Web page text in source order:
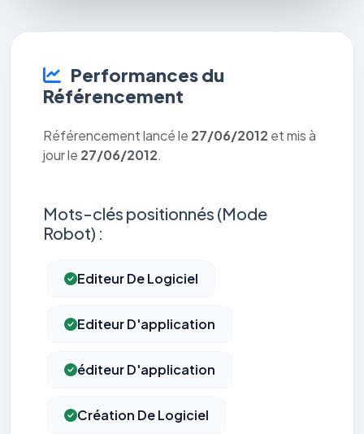
Performances du
Référencement
Référencement lancé le 27/06/2012 et mis à
jour le 27/06/2012.
Mots-clés positionnés (Mode
Robot) :
Editeur De Logiciel
Editeur D'application
éditeur D'application
Création De Logiciel